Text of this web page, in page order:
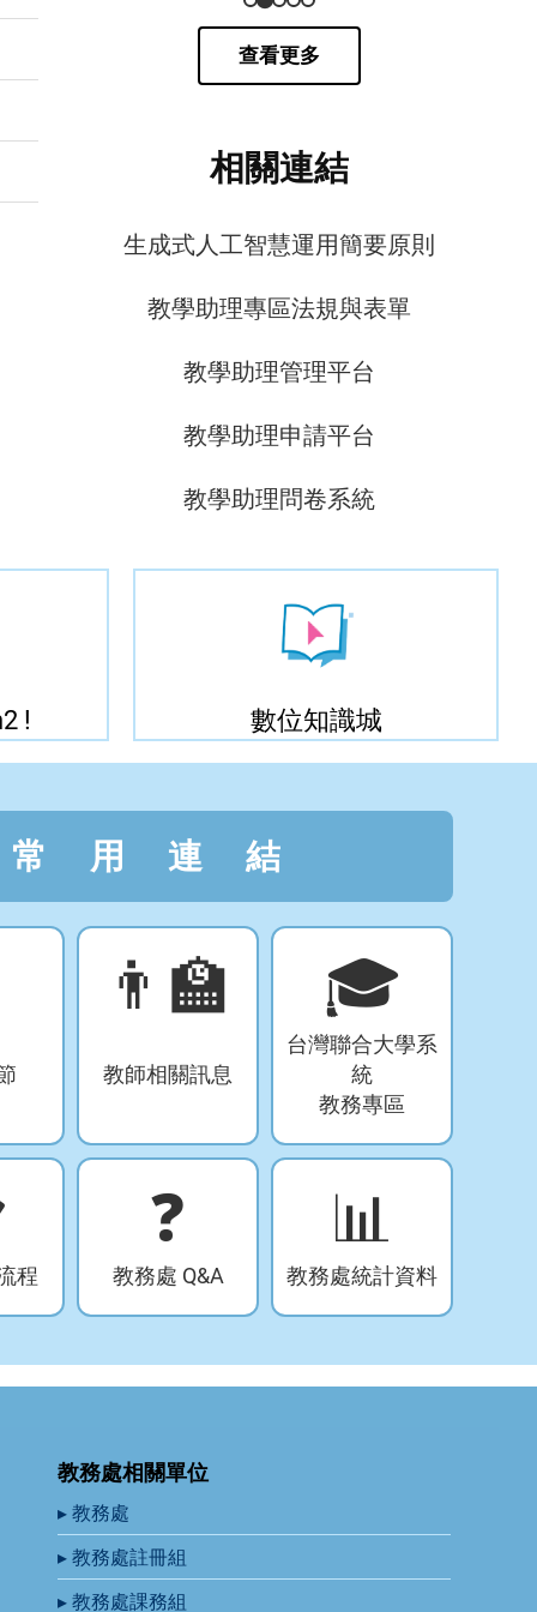
查看更多
相關連結
生成式人工智慧運用簡要原則
教學助理專區法規與表單
教學助理管理平台
教學助理申請平台
教學助理問卷系統
! 數位知識城
常用連結
👨‍🏫
教師相關訊息
🎓
台灣聯合大學系
統
教務專區
程
❓
教務處 Q&A
📊
教務處統計資料
教務處相關單位
▸ 教務處
▸ 教務處註冊組
▸ 教務處課務組